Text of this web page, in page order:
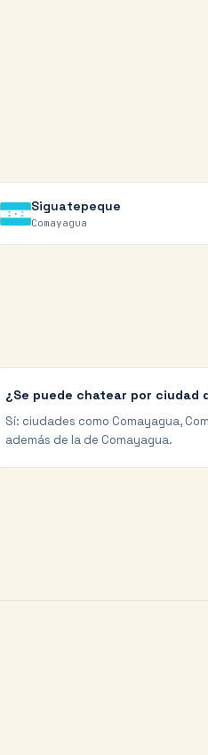
Siguatepeque
Comayagua
¿Se puede chatear por ciudad
Sí: ciudades como Comayagua,
además de la de Comayagua.